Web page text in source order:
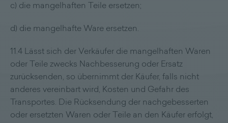
c) die mangelhaften Teile ersetzen;
d) die mangelhafte Ware ersetzen.
11.4 Lässt sich der Verkäufer die mangelhaften Waren
oder Teile zwecks Nachbesserung oder Ersatz
zurücksenden, so übernimmt der Käufer, falls nicht
anderes vereinbart wird, Kosten und Gefahr des
Transportes. Die Rücksendung der nachgebesserten
oder ersetzten Waren oder Teile an den Käufer erfolgt,